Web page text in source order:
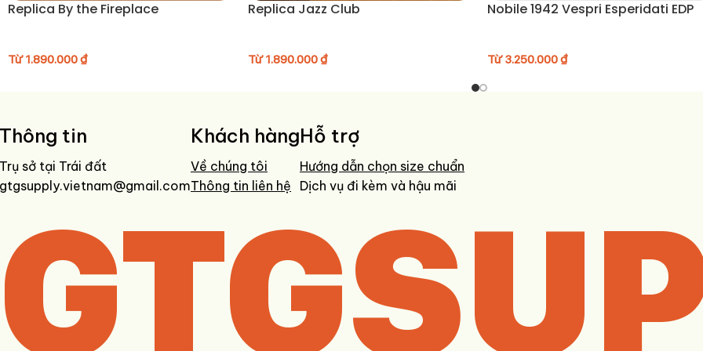
Replica By the Fireplace
Từ1.890.000₫
Replica Jazz Club
Từ1.890.000₫
Nobile 1942 Vespri Esperidati EDP
Từ3.250.000₫
Thông tin
Trụ sở tại Trái đất
gtgsupply.vietnam@gmail.com
Khách hàng
Về chúng tôi
Thông tin liên hệ
Hỗ trợ
Hướng dẫn chọn size chuẩn
Dịch vụ đi kèm và hậu mãi